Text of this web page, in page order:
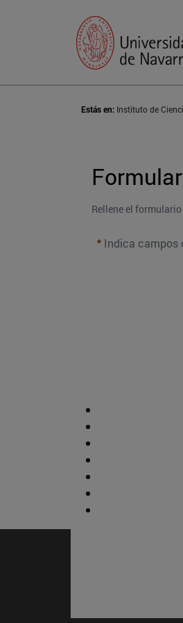
Estás en:
Rellene el
Indica campos